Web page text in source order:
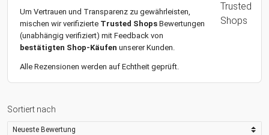
Um Vertrauen und Transparenz zu gewährleisten,
mischen wir verifizierte Trusted Shops Bewertungen
(unabhängig verifiziert) mit Feedback von
bestätigten Shop-Käufen unserer Kunden.
Alle Rezensionen werden auf Echtheit geprüft.
Sortiert nach